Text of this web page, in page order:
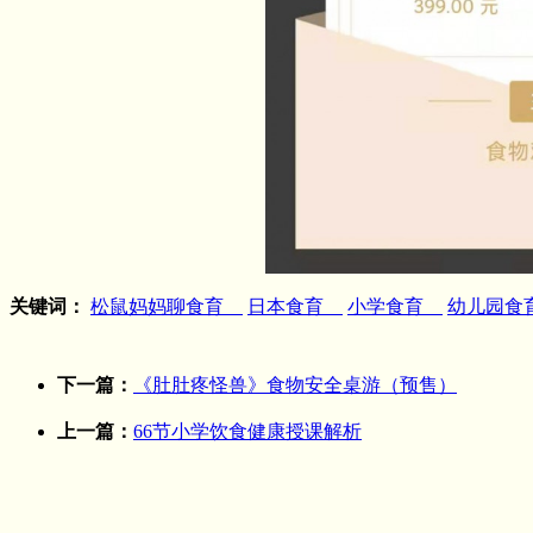
关键词： 松鼠妈妈聊食育 日本食育 小学食育 幼儿园
下一篇： 《肚肚疼怪兽》食物安全桌游（预售）
上一篇： 66节小学饮食健康授课解析